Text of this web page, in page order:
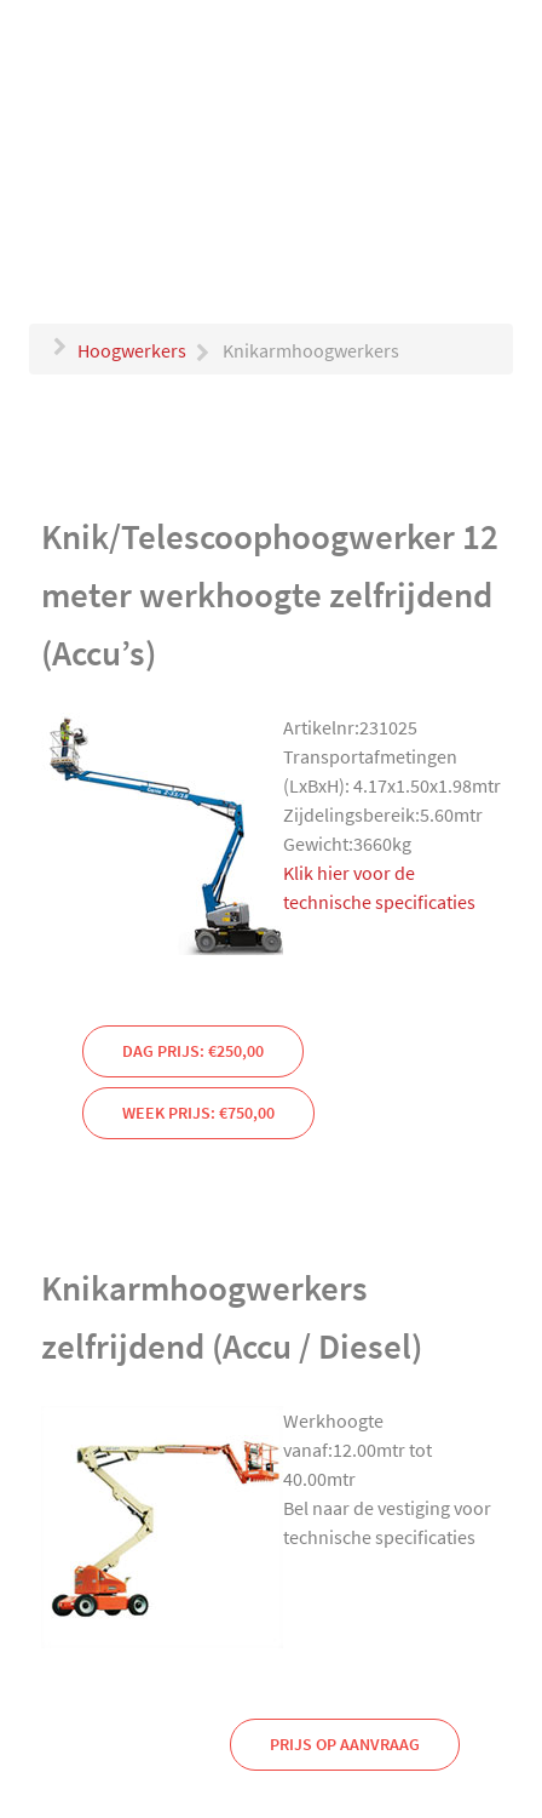
Hoogwerkers Knikarmhoogwerkers
Knik/Telescoophoogwerker 12
meter werkhoogte zelfrijdend
(Accu’s)
Artikelnr:231025
Transportafmetingen
(LxBxH): 4.17x1.50x1.98mtr
Zijdelingsbereik:5.60mtr
Gewicht:3660kg
DAG PRIJS: €250,00
WEEK PRIJS: €750,00
Klik hier voor de
technische specificaties
Knikarmhoogwerkers
zelfrijdend (Accu / Diesel)
Werkhoogte
vanaf:12.00mtr tot
40.00mtr
Bel naar de vestiging voor
technische specificaties
PRIJS OP AANVRAAG